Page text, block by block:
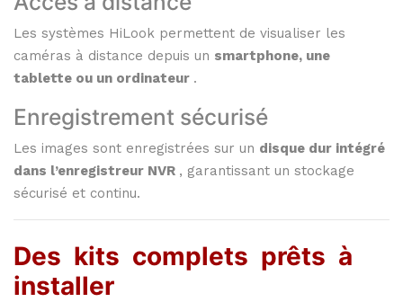
Les systèmes HiLook permettent de visualiser les
caméras à distance depuis un smartphone, une
tablette ou un ordinateur .
Enregistrement sécurisé
Les images sont enregistrées sur un disque dur intégré
dans l’enregistreur NVR , garantissant un stockage
sécurisé et continu.
Des kits complets prêts à
installer